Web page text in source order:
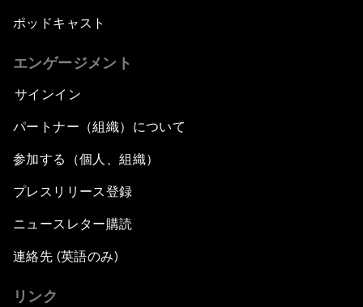
ポッドキャスト
エンゲージメント
サインイン
パートナー（組織）について
参加する（個人、組織）
プレスリリース登録
ニュースレター購読
連絡先 (英語のみ)
リンク